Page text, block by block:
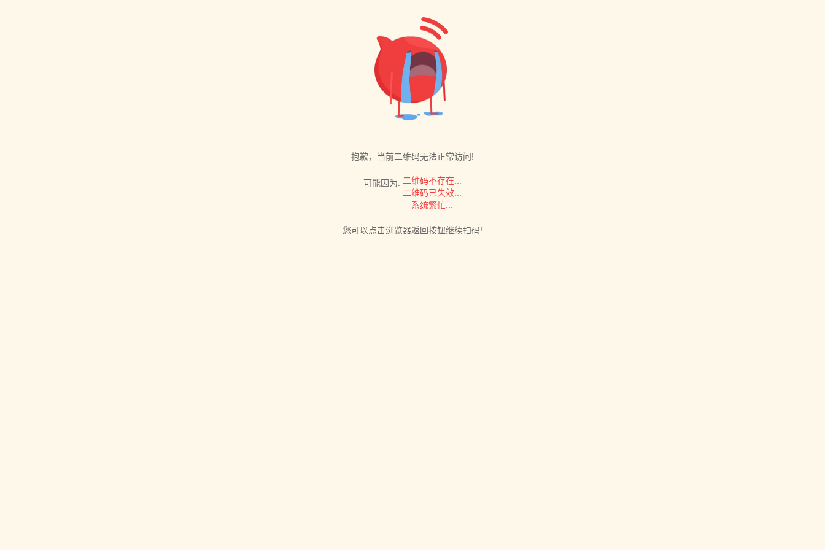
抱歉，当前二维码无法正常访问!
可能因为: 二维码不存在...
二维码已失效...
系统繁忙...
您可以点击浏览器返回按钮继续扫码!